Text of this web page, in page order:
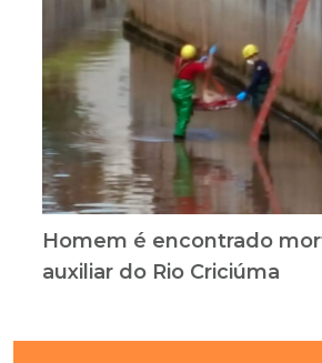
Homem é encontrado
auxiliar do Rio Criciúma